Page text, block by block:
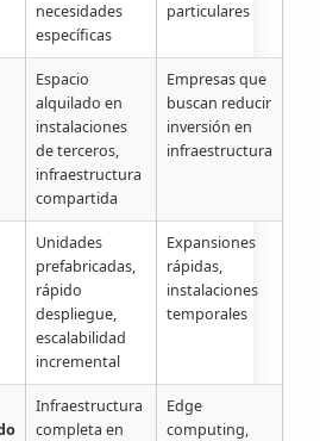
necesidades
específicas
particulares
Espacio
alquilado en
instalaciones
de terceros,
infraestructura
compartida
Empresas que
buscan reducir
inversión en
infraestructura
Unidades
prefabricadas,
rápido
despliegue,
escalabilidad
incremental
Expansiones
rápidas,
instalaciones
temporales
Infraestructura
completa en
Edge
computing,